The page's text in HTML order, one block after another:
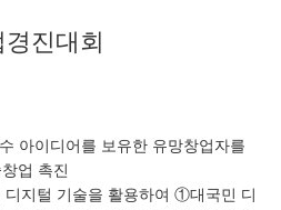
경진대회
아이디어를 보유한 유망창업자를
업 촉진
지털 기술을 활용하여 ①대국민 디